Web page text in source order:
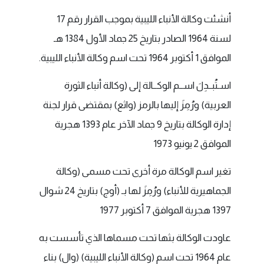
أنشئت وكالة الأنباء الليبية بموجب القرار رقم 17
لسنة 1964 الصادر بتاريخ 25 جماد الأول 1384 هـ
الموافق 1 أكتوبر 1964 تحت اسم وكالة الأنباء الليبية.
اسـتُبــدِلَ اســم الوكــالة إلى (وكالة أنباء الثورة
العربية) ورُمِزَ إليها بالرمز (واثع) بمقتضى قرار لجنة
إدارة الوكالة بتاريخ 9 جماد الآخر عام 1393 هجرية
الموافق 2 يونيو 1973
تغير اسم الوكالة مرة أخرى تحت مسمى (وكالة
الجماهيرية للأنباء) ورُمِزَ لها بـ (أوج) بتاريخ 24 شوال
1397 هجرية الموافق 7 أكتوبر 1977
عاودت الوكالة بثها تحت مسماها الذي تأسست به
عام 1964 تحت اسم (وكالة الأنباء الليبية) (وال) بناء